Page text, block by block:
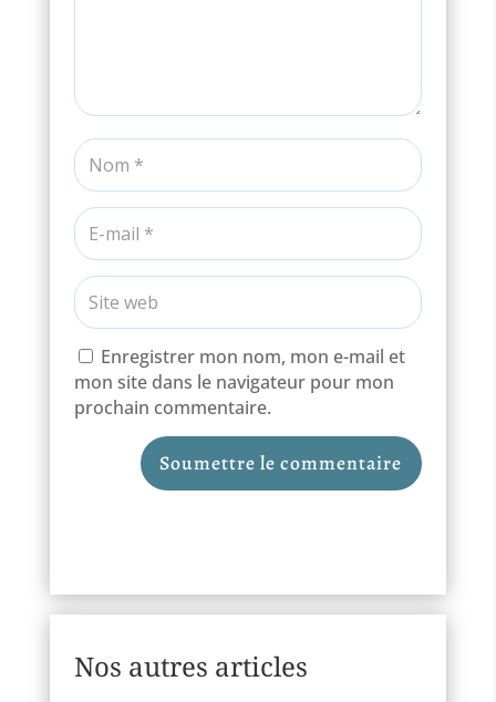
Enregistrer mon nom, mon e-mail et
mon site dans le navigateur pour mon
prochain commentaire.
Soumettre le commentaire
Nos autres articles